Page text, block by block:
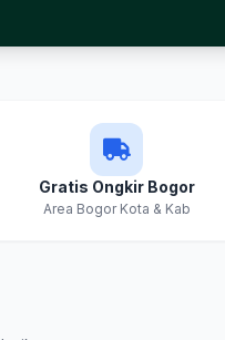
Gratis Ongkir Bogor
Area Bogor Kota & Kab